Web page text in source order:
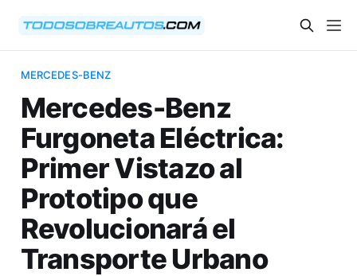
MERCEDES-BENZ
Mercedes-Benz
Furgoneta Eléctrica:
Primer Vistazo al
Prototipo que
Revolucionará el
Transporte Urbano